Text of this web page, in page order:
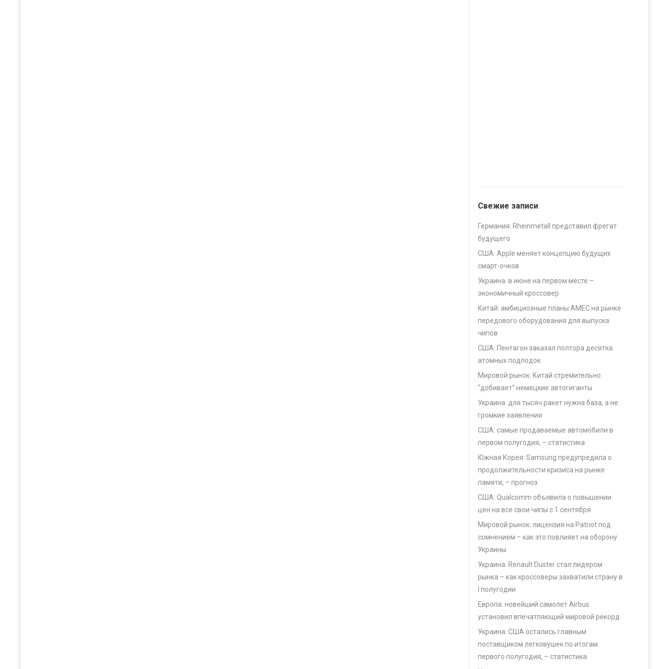
Свежие записи
Германия: Rheinmetall представил фрегат
будущего
США: Apple меняет концепцию будущих
смарт-очков
Украина: в июне на первом месте –
экономичный кроссовер
Китай: амбициозные планы AMEC на рынке
передового оборудования для выпуска
чипов
США: Пентагон заказал полтора десятка
атомных подлодок
Мировой рынок: Китай стремительно
“добивает” немецкие автогиганты
Украина: для тысяч ракет нужна база, а не
громкие заявления
США: самые продаваемые автомобили в
первом полугодия, – статистика
Южная Корея: Samsung предупредила о
продолжительности кризиса на рынке
памяти, – прогноз
США: Qualcomm объявила о повышении
цен на все свои чипы с 1 сентября
Мировой рынок: лицензия на Patriot под
сомнением – как это повлияет на оборону
Украины
Украина: Renault Duster стал лидером
рынка – как кроссоверы захватили страну в
I полугодии
Европа: новейший самолет Airbus
установил впечатляющий мировой рекорд
Украина: США остались главным
поставщиком легковушек по итогам
первого полугодия, – статистика